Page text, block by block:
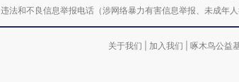
违法和不良信息举报电话（涉网络暴力有害信息举报、未成
关于我们 加入我们 啄木鸟公益